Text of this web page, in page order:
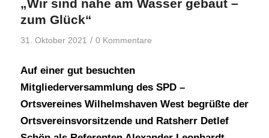
„Wir sind nahe am Wasser gebaut –
zum Glück“
31. Oktober 2021 / 0 Kommentare
Auf einer gut besuchten
Mitgliederversammlung des SPD –
Ortsvereines Wilhelmshaven West begrüßte der
Ortsvereinsvorsitzende und Ratsherr Detlef